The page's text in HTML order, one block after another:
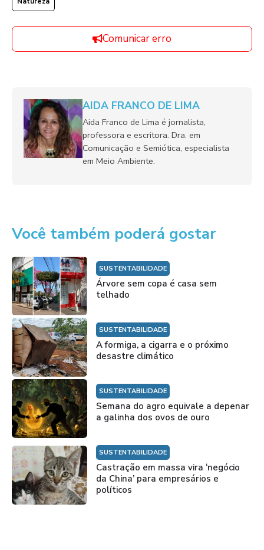
Comunicar erro
AIDA FRANCO DE LIMA
Aida Franco de Lima é jornalista,
professora e escritora. Dra. em
Comunicação e Semiótica, especialista
em Meio Ambiente.
Você também poderá gostar
SUSTENTABILIDADE
Árvore sem copa é casa sem
telhado
SUSTENTABILIDADE
A formiga, a cigarra e o próximo
desastre climático
SUSTENTABILIDADE
Semana do agro equivale a depenar
a galinha dos ovos de ouro
SUSTENTABILIDADE
Castração em massa vira ‘negócio
da China’ para empresários e
políticos